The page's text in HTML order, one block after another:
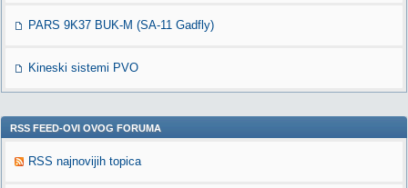
PARS 9K37 BUK-M (SA-11 Gadfly)
Kineski sistemi PVO
RSS FEED-OVI OVOG FORUMA
RSS najnovijih topica